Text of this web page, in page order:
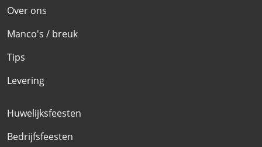
Over ons
Manco's / breuk
Tips
Levering
Huwelijksfeesten
Bedrijfsfeesten